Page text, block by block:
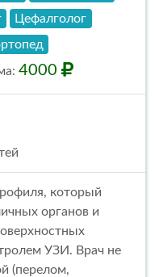
Цефалголог
: 4000
который
органов и
УЗИ. Врач не
(перелом,